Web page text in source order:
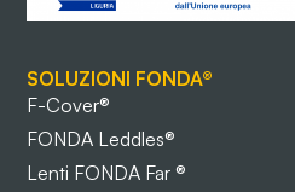
SOLUZIONI FONDA®
F-Cover®
FONDA Leddles®
Lenti FONDA Far ®